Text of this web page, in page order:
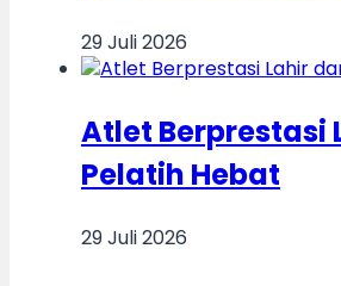
29 Juli 2026
Atlet Berprestasi
Pelatih Hebat
29 Juli 2026